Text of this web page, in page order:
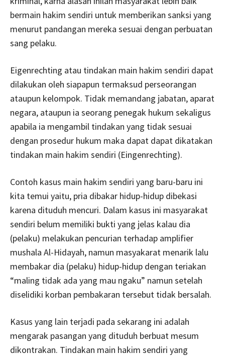
bermain hakim sendiri untuk memberikan sanksi yang
menurut pandangan mereka sesuai dengan perbuatan
sang pelaku.
Eigenrechting atau tindakan main hakim sendiri dapat
dilakukan oleh siapapun termaksud perseorangan
ataupun kelompok. Tidak memandang jabatan, aparat
negara, ataupun ia seorang penegak hukum sekaligus
apabila ia mengambil tindakan yang tidak sesuai
dengan prosedur hukum maka dapat dapat dikatakan
tindakan main hakim sendiri (Eingenrechting).
Contoh kasus main hakim sendiri yang baru-baru ini
kita temui yaitu, pria dibakar hidup-hidup dibekasi
karena dituduh mencuri. Dalam kasus ini masyarakat
sendiri belum memiliki bukti yang jelas kalau dia
(pelaku) melakukan pencurian terhadap amplifier
mushala Al-Hidayah, namun masyakarat menarik lalu
membakar dia (pelaku) hidup-hidup dengan teriakan
“maling tidak ada yang mau ngaku” namun setelah
diselidiki korban pembakaran tersebut tidak bersalah.
Kasus yang lain terjadi pada sekarang ini adalah
mengarak pasangan yang dituduh berbuat mesum
dikontrakan. Tindakan main hakim sendiri yang